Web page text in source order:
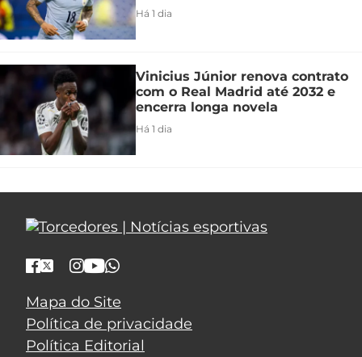
Há 1 dia
Vinicius Júnior renova contrato
com o Real Madrid até 2032 e
encerra longa novela
Há 1 dia
Mapa do Site
Política de privacidade
Política Editorial